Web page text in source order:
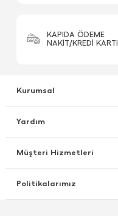
KAPIDA ÖDEME
NAKİT/KREDİ KARTI
Kurumsal
Yardım
Müşteri Hizmetleri
Politikalarımız